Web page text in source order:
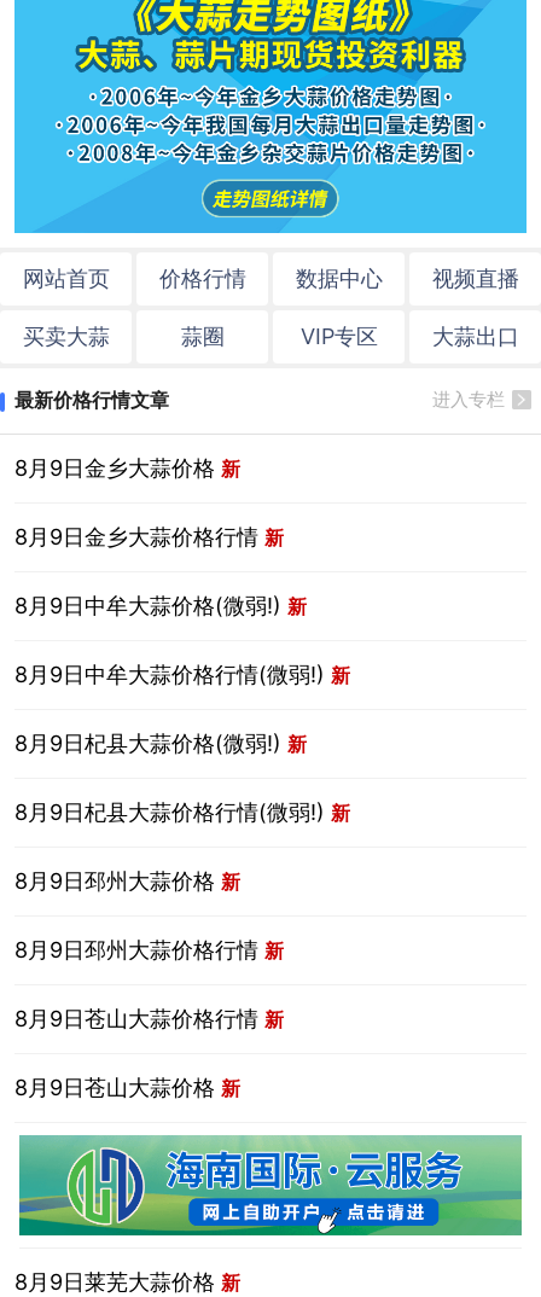
网站首页 价格行情 数据中心 视频直播
买卖大蒜 蒜圈 VIP专区 大蒜出口
进入专栏
最新价格行情文章
8月9日金乡大蒜价格 新
8月9日金乡大蒜价格行情 新
8月9日中牟大蒜价格(微弱!) 新
8月9日中牟大蒜价格行情(微弱!) 新
8月9日杞县大蒜价格(微弱!) 新
8月9日杞县大蒜价格行情(微弱!) 新
8月9日邳州大蒜价格 新
8月9日邳州大蒜价格行情 新
8月9日苍山大蒜价格行情 新
8月9日苍山大蒜价格 新
8月9日莱芜大蒜价格 新